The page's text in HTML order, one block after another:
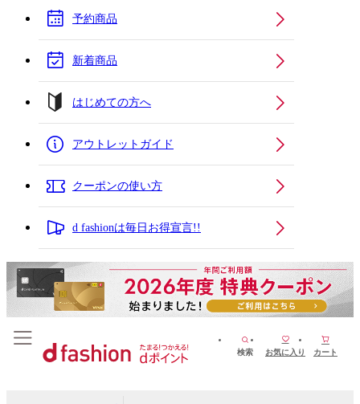
予約商品
新着商品
はじめての方へ
アウトレットガイド
クーポンの使い方
d fashionは毎日お得宣言!!
検索 お気に入り カート